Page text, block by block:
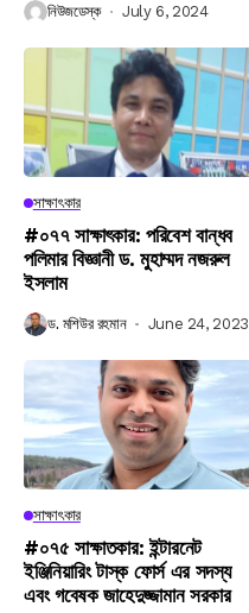
নিউজডেস্ক July 6, 2024
সাক্ষাৎকার
#০৭৭ সাক্ষাৎকার: পরিবেশ বান্ধব
পলিমার বিজ্ঞানী ড. মুহাম্মদ নজরুল
ইসলাম
ড. মশিউর রহমান June 24, 2023
সাক্ষাৎকার
#০৭৫ সাক্ষাতকার: ইন্টারনেট
ইঞ্জিনিয়ারিং টাস্ক ফোর্স এর সদস্য
এবং গবেষক জাহেদুজ্জামান সরকার